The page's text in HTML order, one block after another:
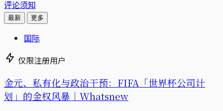
评论须知
最新 更多
国际
仅限注册用户
金元、私有化与政治干预：FIFA「世界杯公司计
划」的金权风暴｜Whatsnew